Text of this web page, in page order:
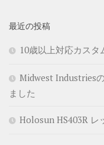
最近の投稿
10歳以上対応カス
Midwest Industries
ました
Holosun HS403R レ